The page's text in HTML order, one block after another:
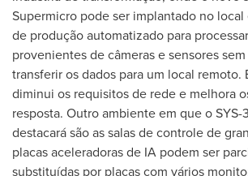
Supermicro pode ser implantado no
de produção automatizado para
provenientes de câmeras e sensores
transferir os dados para um local remoto.
diminui os requisitos de rede e melhora
resposta. Outro ambiente em que o SYS-
destacará são as salas de controle de
placas aceleradoras de IA podem ser
substituídas por placas com vários